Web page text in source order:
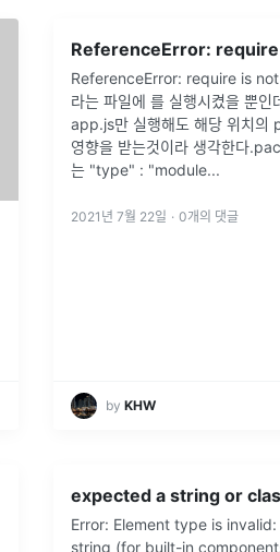
ReferenceError: require is
라는 파일에 를 실행시켰을 뿐인
app.js만 실행해도 해당 위치의
영향을 받는것이라 생각한다
는 "type" : "module...
2021년 7월 22일 · 0개의 댓글
by KHW
Error: Element type is
string (for built-in